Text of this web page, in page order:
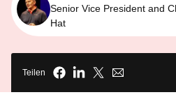
Senior Vice President and
Hat
Teilen